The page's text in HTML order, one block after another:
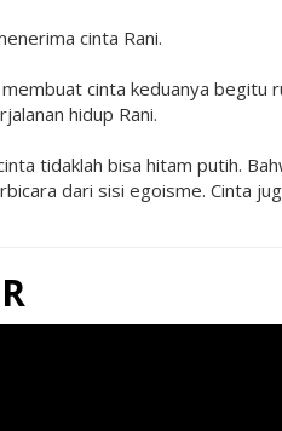
cinta Rani.
cinta keduanya begitu
hidup Rani.
tidaklah bisa hitam putih.
dari sisi egoisme. Cinta